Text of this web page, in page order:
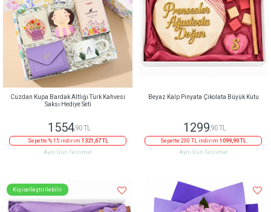
Cüzdan Kupa Bardak Altlığı Türk Kahvesi
Saksı Hediye Seti
1554,90 TL
Sepette % 15 indirim 1321,67 TL
Aynı Gün Teslimat
Beyaz Kalp Pinyata Çikolata Büyük Kutu
1299 ,90 TL
Sepette 200 TL indirim 1099,90 TL
Aynı Gün Teslimat
Kişiselleştirilebilir